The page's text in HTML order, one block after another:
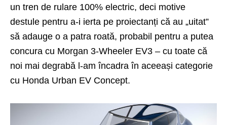
un tren de rulare 100% electric, deci motive
destule pentru a-i ierta pe proiectanți că au „uitat”
să adauge o a patra roată, probabil pentru a putea
concura cu Morgan 3-Wheeler EV3 – cu toate că
noi mai degrabă l-am încadra în aceeași categorie
cu Honda Urban EV Concept.